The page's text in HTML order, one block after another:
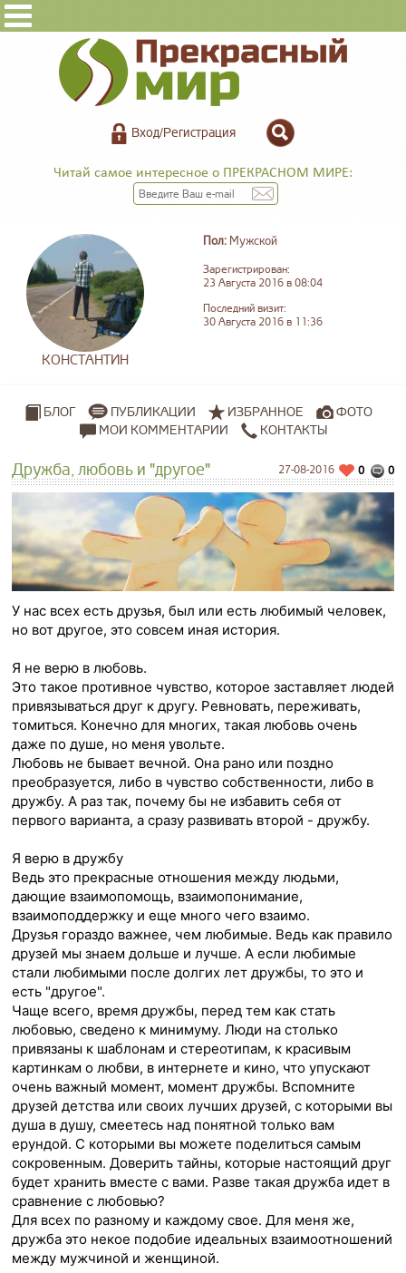
Вход/Регистрация
Читай самое интересное о ПРЕКРАСНОМ МИРЕ:
КОНСТАНТИН
Пол: Мужской
Зарегистрирован:
23 Августа 2016 в 08:04
Последний визит:
30 Августа 2016 в 11:36
БЛОГ ПУБЛИКАЦИИ ИЗБРАННОЕ
ФОТО
МОИ КОММЕНТАРИИ
КОНТАКТЫ
Дружба, любовь и "другое" 27-08-2016 0
0
У нас всех есть друзья, был или есть любимый человек,
но вот другое, это совсем иная история.
Я не верю в любовь.
Это такое противное чувство, которое заставляет людей
привязываться друг к другу. Ревновать, переживать,
томиться. Конечно для многих, такая любовь очень
даже по душе, но меня увольте.
Любовь не бывает вечной. Она рано или поздно
преобразуется, либо в чувство собственности, либо в
дружбу. А раз так, почему бы не избавить себя от
первого варианта, а сразу развивать второй - дружбу.
Я верю в дружбу
Ведь это прекрасные отношения между людьми,
дающие взаимопомощь, взаимопонимание,
взаимоподдержку и еще много чего взаимо.
Друзья гораздо важнее, чем любимые. Ведь как правило
друзей мы знаем дольше и лучше. А если любимые
стали любимыми после долгих лет дружбы, то это и
есть "другое".
Чаще всего, время дружбы, перед тем как стать
любовью, сведено к минимуму. Люди на столько
привязаны к шаблонам и стереотипам, к красивым
картинкам о любви, в интернете и кино, что упускают
очень важный момент, момент дружбы. Вспомните
друзей детства или своих лучших друзей, с которыми вы
душа в душу, смеетесь над понятной только вам
ерундой. С которыми вы можете поделиться самым
сокровенным. Доверить тайны, которые настоящий друг
будет хранить вместе с вами. Разве такая дружба идет в
сравнение с любовью?
Для всех по разному и каждому свое. Для меня же,
дружба это некое подобие идеальных взаимоотношений
между мужчиной и женщиной.